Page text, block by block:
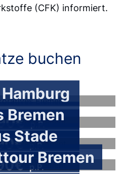
(CFK) informiert.
buchen
p.P.
Bremen
p.P.
Stade
Bremen